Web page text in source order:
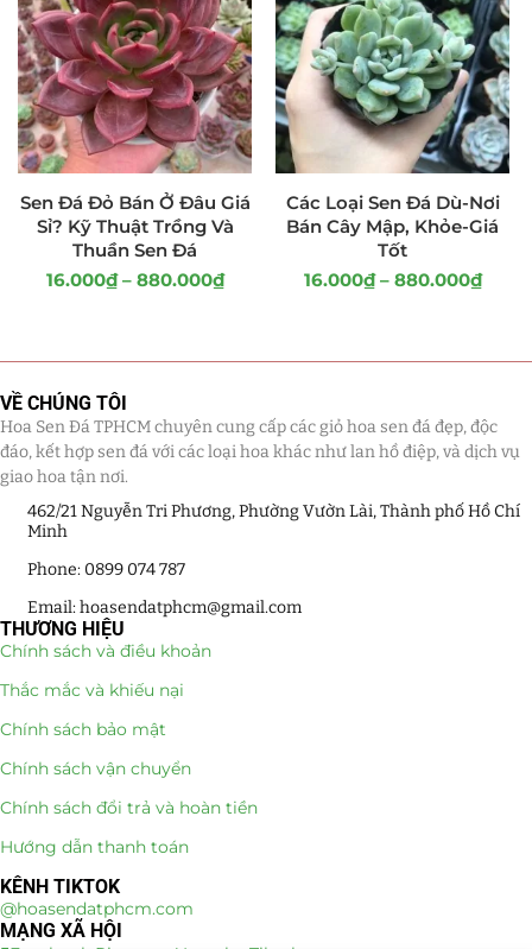
Sen Đá Đỏ Bán Ở Đâu Giá
Sỉ? Kỹ Thuật Trồng Và
Thuần Sen Đá
16.000₫ – 880.000₫
Các Loại Sen Đá Dù-Nơi
Bán Cây Mập, Khỏe-Giá
Tốt
16.000₫ – 880.000₫
VỀ CHÚNG TÔI
Hoa Sen Đá TPHCM chuyên cung cấp các giỏ hoa sen đá đẹp, độc
đáo, kết hợp sen đá với các loại hoa khác như lan hồ điệp, và dịch vụ
giao hoa tận nơi.
462/21 Nguyễn Tri Phương, Phường Vườn Lài, Thành phố Hồ Chí
Minh
Phone: 0899 074 787
Email: hoasendatphcm@gmail.com
THƯƠNG HIỆU
Chính sách và điều khoản
Thắc mắc và khiếu nại
Chính sách bảo mật
Chính sách vận chuyển
Chính sách đổi trả và hoàn tiền
Hướng dẫn thanh toán
KÊNH TIKTOK
@hoasendatphcm.com
MẠNG XÃ HỘI